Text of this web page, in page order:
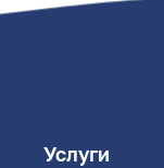
Услуги